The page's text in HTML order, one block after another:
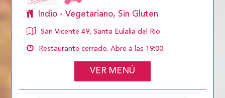
Indio - Vegetariano, Sin Gluten
San Vicente 49, Santa Eulalia del Rio
Restaurante cerrado. Abre a las 19:00.
VER MENÚ